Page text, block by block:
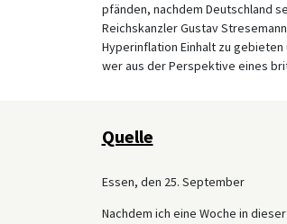
pfänden, nachdem Deutschland
Reichskanzler Gustav
Hyperinflation Einhalt zu
wer aus der Perspektive eines
Quelle
Essen, den 25. September
Nachdem ich eine Woche in